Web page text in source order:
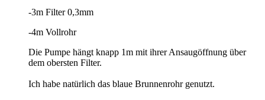
-3m Filter 0,3mm
-4m Vollrohr
Die Pumpe hängt knapp 1m mit ihrer Ansaugöffnung über
dem obersten Filter.
Ich habe natürlich das blaue Brunnenrohr genutzt.